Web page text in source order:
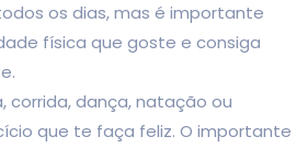
os dias, mas é importante
física que goste e consiga
corrida, dança, natação ou
que te faça feliz. O importante